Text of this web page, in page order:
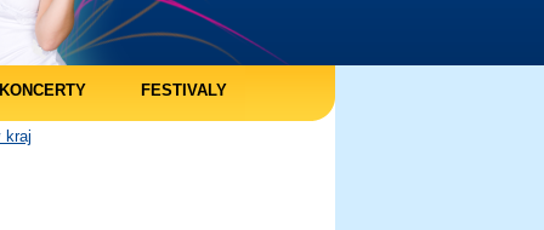
KONCERTY FESTIVALY
kraj